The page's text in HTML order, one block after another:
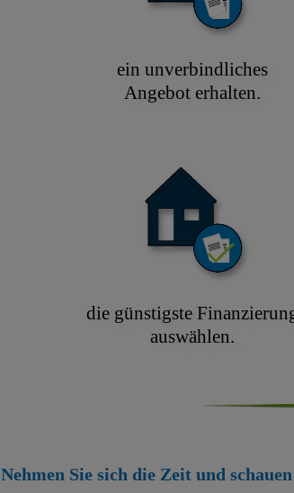
ein unverbindliches
Angebot erhalten.
die günstigste
auswählen.
Nehmen Sie sich die Zeit und